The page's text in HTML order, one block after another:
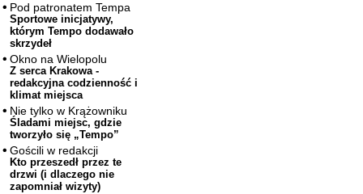
Pod patronatem Tempa
Sportowe inicjatywy,
którym Tempo dodawało
skrzydeł
Okno na Wielopolu
Z serca Krakowa -
redakcyjna codzienność i
klimat miejsca
Nie tylko w Krążowniku
Śladami miejsc, gdzie
tworzyło się „Tempo”
Gościli w redakcji
Kto przeszedł przez te
drzwi (i dlaczego nie
zapomniał wizyty)